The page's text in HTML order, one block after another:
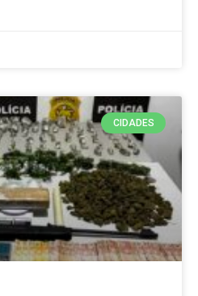
CIDADES